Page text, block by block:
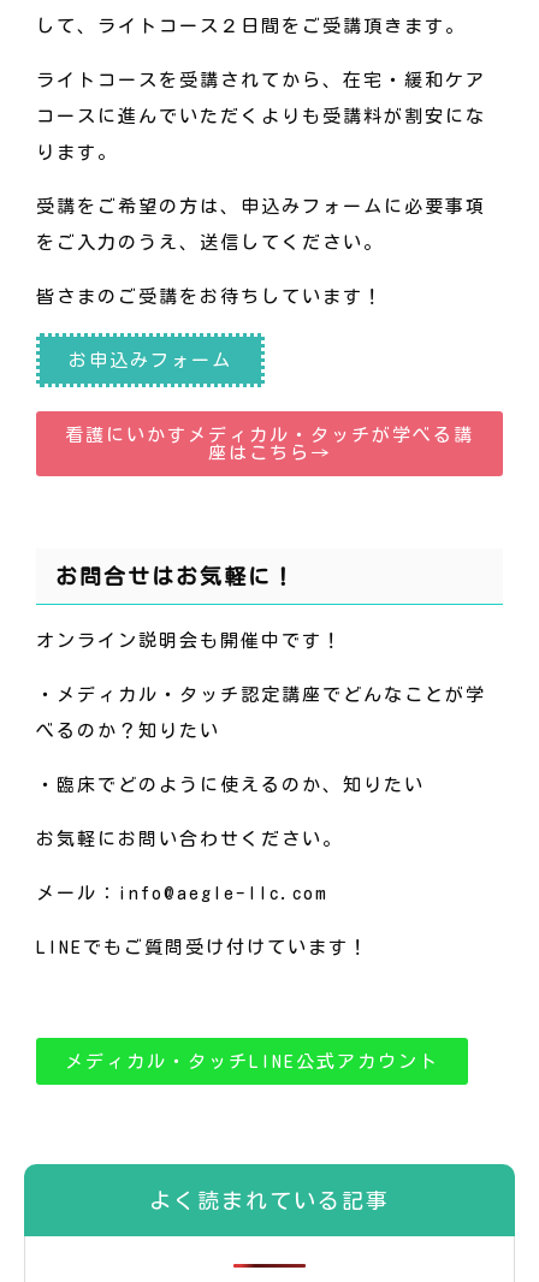
して、ライトコース２日間をご受講頂きます。
ライトコースを受講されてから、在宅・緩和ケア
コースに進んでいただくよりも受講料が割安にな
ります。
受講をご希望の方は、申込みフォームに必要事項
をご入力のうえ、送信してください。
皆さまのご受講をお待ちしています！
お申込みフォーム
看護にいかすメディカル・タッチが学べる講
座はこちら→
お問合せはお気軽に！
オンライン説明会も開催中です！
・メディカル・タッチ認定講座でどんなことが学
べるのか？知りたい
・臨床でどのように使えるのか、知りたい
お気軽にお問い合わせください。
メール：info@aegle-llc.com
LINEでもご質問受け付けています！
メディカル・タッチLINE公式アカウント
よく読まれている記事